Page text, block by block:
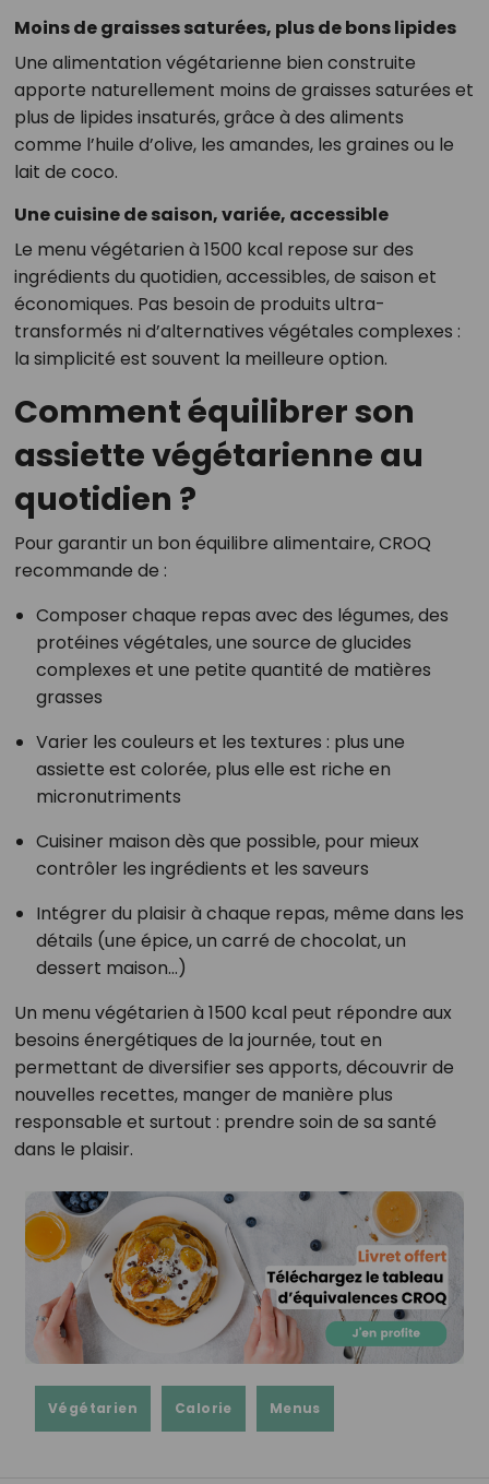
Moins de graisses saturées, plus de bons lipides
Une alimentation végétarienne bien construite
apporte naturellement moins de graisses saturées et
plus de lipides insaturés, grâce à des aliments
comme l’huile d’olive, les amandes, les graines ou le
lait de coco.
Une cuisine de saison, variée, accessible
Le menu végétarien à 1500 kcal repose sur des
ingrédients du quotidien, accessibles, de saison et
économiques. Pas besoin de produits ultra-
transformés ni d’alternatives végétales complexes :
la simplicité est souvent la meilleure option.
Comment équilibrer son
assiette végétarienne au
quotidien ?
Pour garantir un bon équilibre alimentaire, CROQ
recommande de :
Composer chaque repas avec des légumes, des
protéines végétales, une source de glucides
complexes et une petite quantité de matières
grasses
Varier les couleurs et les textures : plus une
assiette est colorée, plus elle est riche en
micronutriments
Cuisiner maison dès que possible, pour mieux
contrôler les ingrédients et les saveurs
Intégrer du plaisir à chaque repas, même dans les
détails (une épice, un carré de chocolat, un
dessert maison...)
Un menu végétarien à 1500 kcal peut répondre aux
besoins énergétiques de la journée, tout en
permettant de diversifier ses apports, découvrir de
nouvelles recettes, manger de manière plus
responsable et surtout : prendre soin de sa santé
dans le plaisir.
Végétarien Calorie Menus